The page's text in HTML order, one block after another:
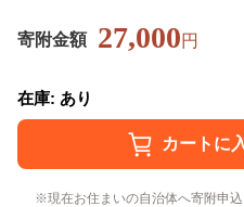
寄附金額 27,000円
在庫: あり
現在お住まいの自治体へ寄附申